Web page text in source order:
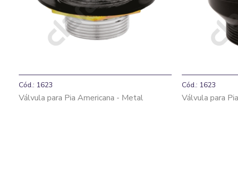
Cód.: 1623
Válvula para Pia Americana - Metal
Cód.: 1623
Válvula para